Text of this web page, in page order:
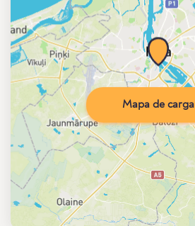
Mapa de carga